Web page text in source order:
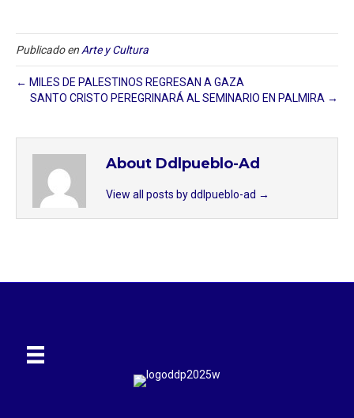
Publicado en Arte y Cultura
← MILES DE PALESTINOS REGRESAN A GAZA
SANTO CRISTO PEREGRINARÁ AL SEMINARIO EN PALMIRA →
About Ddlpueblo-Ad
View all posts by ddlpueblo-ad →